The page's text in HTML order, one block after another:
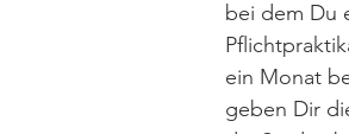
bei dem Du
ein Monat
geben Dir